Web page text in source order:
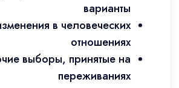
варианты
в человеческих
отношениях
выборы, принятые на
переживаниях